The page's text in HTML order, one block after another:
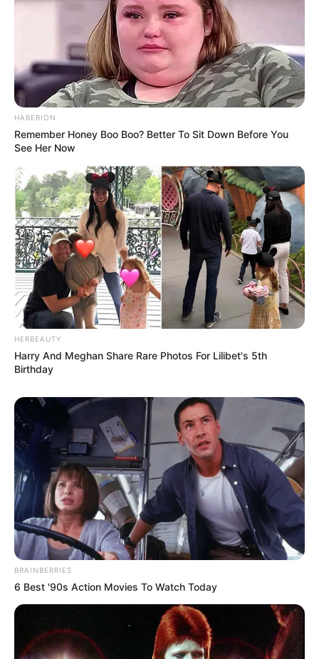
Foto – foto Vega Darwanti
1. Meskipun dandanan rock n roll, ia tetap cantik
(foto: instagram/vegadarwanti123)
HABERION
Remember Honey Boo Boo? Better To Sit Down Before You
See Her Now
HERBEAUTY
Harry And Meghan Share Rare Photos For Lilibet's 5th
Birthday
BRAINBERRIES
6 Best '90s Action Movies To Watch Today